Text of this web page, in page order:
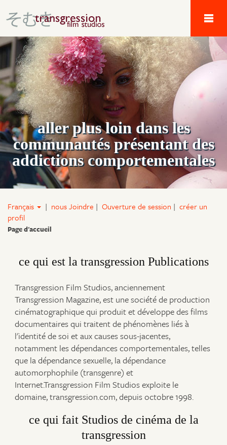
Tau Alpha
aller plus loin dans les
communautés présentant des
addictions comportementales
Français | nous Joindre | Ouverture de session | créer un
profil
Page d'accueil
ce qui est la transgression Publications
Transgression Film Studios, anciennement
Transgression Magazine, est une société de production
cinématographique qui produit et développe des films
documentaires qui traitent de phénomènes liés à
l'identité de soi et aux causes sous-jacentes,
notamment les dépendances comportementales, telles
que la dépendance sexuelle, la dépendance
automorphophile (transgenre) et
Internet.Transgression Film Studios exploite le
domaine, transgression.com, depuis octobre 1998.
ce qui fait Studios de cinéma de la
transgression